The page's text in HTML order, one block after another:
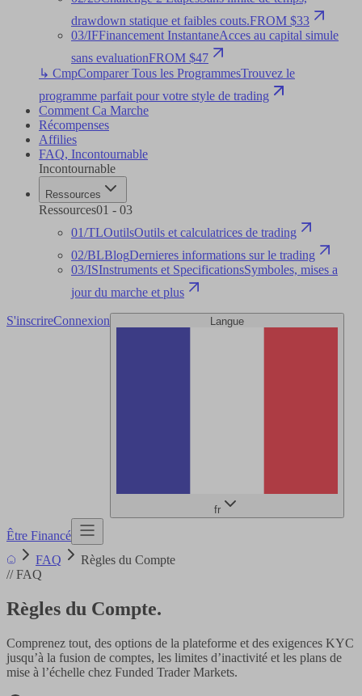
drawdown statique et faibles couts.FROM $33
03/IFFinancement InstantaneAcces au capital simule
sans evaluationFROM $47
↳ CmpComparer Tous les ProgrammesTrouvez le
programme parfait pour votre style de trading
Comment Ca Marche
Récompenses
Affilies
FAQ, Incontournable
Incontournable
Ressources
Ressources01 - 03
01/TLOutilsOutils et calculatrices de trading
02/BLBlogDernieres informations sur le trading
03/ISInstruments et SpecificationsSymboles, mises a
jour du marche et plus
S'inscrireConnexion Langue
fr
Être Financé
FAQ
Règles du Compte
//FAQ
Règles du Compte.
Comprenez tout, des options de la plateforme et des exigences KYC
jusqu’à la fusion de comptes, les limites d’inactivité et les plans de
mise à l’échelle chez Funded Trader Markets.